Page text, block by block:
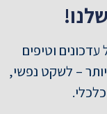
וטיפים
– לשקט נפשי,